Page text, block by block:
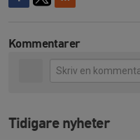
Kommentarer
Tidigare nyheter